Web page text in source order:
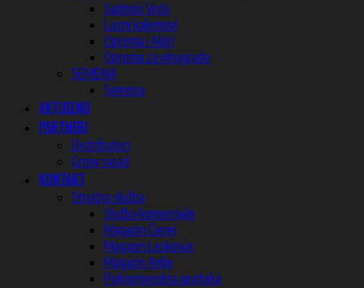
Sadnice Voća
Lozni kalemovi
Oprema i Alati
Oprema za vinograde
SEMENA
Semena
AKTUELNO
PARTNERI
Distributeri
Grow rasad
KONTAKT
Stručna služba
Služba komercijale
Magacin Čenej
Magacin Leskovac
Magacin Arilje
Poljoprivredna apoteka